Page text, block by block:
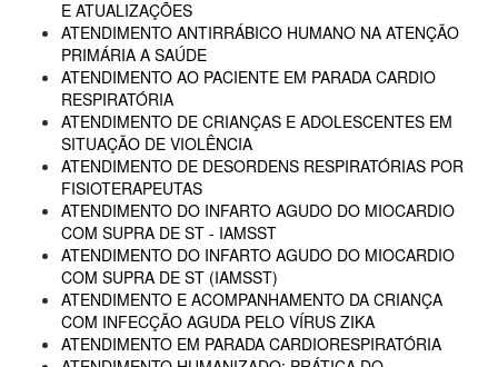
E ATUALIZAÇÕES
ATENDIMENTO ANTIRRÁBICO HUMANO NA ATENÇÃO
PRIMÁRIA A SAÚDE
ATENDIMENTO AO PACIENTE EM PARADA CARDIO
RESPIRATÓRIA
ATENDIMENTO DE CRIANÇAS E ADOLESCENTES EM
SITUAÇÃO DE VIOLÊNCIA
ATENDIMENTO DE DESORDENS RESPIRATÓRIAS POR
FISIOTERAPEUTAS
ATENDIMENTO DO INFARTO AGUDO DO MIOCARDIO
COM SUPRA DE ST - IAMSST
ATENDIMENTO DO INFARTO AGUDO DO MIOCARDIO
COM SUPRA DE ST (IAMSST)
ATENDIMENTO E ACOMPANHAMENTO DA CRIANÇA
COM INFECÇÃO AGUDA PELO VÍRUS ZIKA
ATENDIMENTO EM PARADA CARDIORESPIRATÓRIA